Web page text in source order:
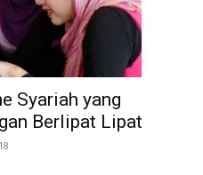
Syariah yang
Berlipat Lipat